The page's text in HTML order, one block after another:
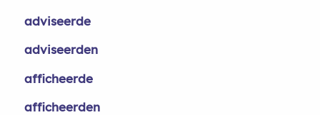
adviseerde
adviseerden
afficheerde
afficheerden